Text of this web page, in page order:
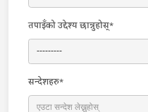
तपाइँको उद्देश्य छान्नुहोस्*
सन्देशहरु*